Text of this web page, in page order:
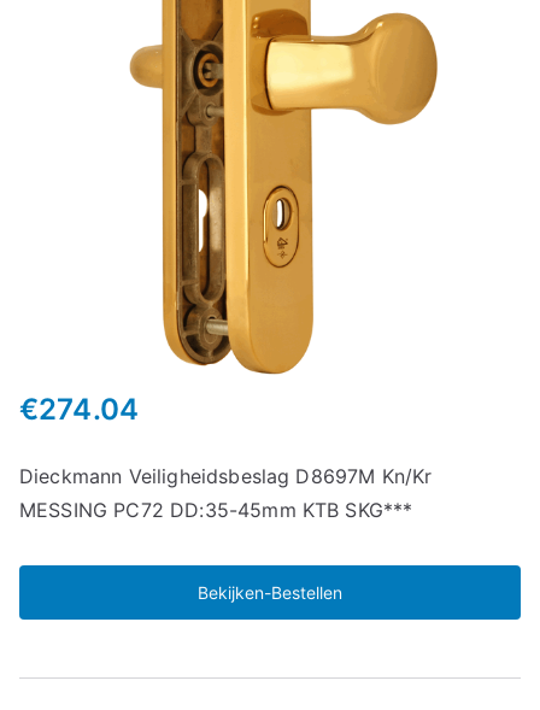
€274.04
Dieckmann Veiligheidsbeslag D8697M Kn/Kr
MESSING PC72 DD:35-45mm KTB SKG***
Bekijken-Bestellen